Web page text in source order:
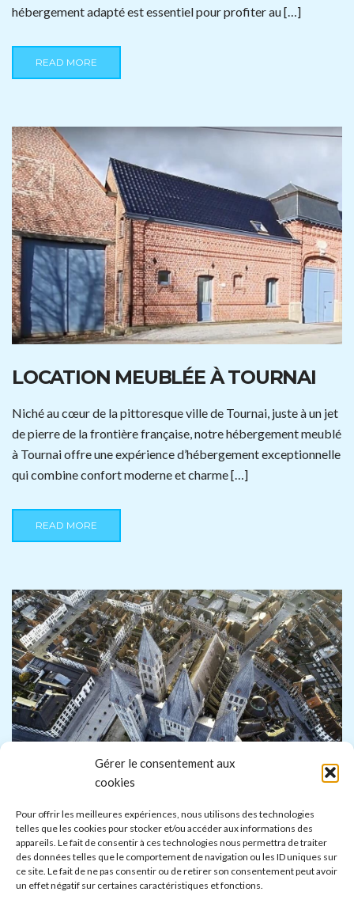
Gérer le consentement aux
cookies
Pour offrir les meilleures expériences, nous utilisons des technologies
telles que les cookies pour stocker et/ou accéder aux informations des
appareils. Le fait de consentir à ces technologies nous permettra de traiter
des données telles que le comportement de navigation ou les ID uniques sur
ce site. Le fait de ne pas consentir ou de retirer son consentement peut avoir
un effet négatif sur certaines caractéristiques et fonctions.
hébergement adapté est essentiel pour profiter au […]
READ MORE
LOCATION MEUBLÉE À TOURNAI
Niché au cœur de la pittoresque ville de Tournai, juste à un jet
de pierre de la frontière française, notre hébergement meublé
à Tournai offre une expérience d’hébergement exceptionnelle
qui combine confort moderne et charme […]
READ MORE
LOCATIONS DE GÎTES À TOURNAI
Tournai est une ville charmante située en Belgique, à